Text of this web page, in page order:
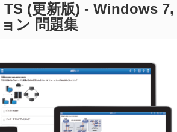
TS (更新版) - Windows
ン 問題集